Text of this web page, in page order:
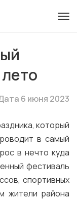
6 июня 2023
который
в самый
в нечто куда
фестиваль
спортивных
жители района